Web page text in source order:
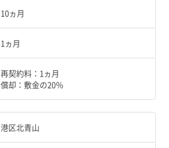
10ヵ月
1ヵ月
再契約料：1ヵ月
償却：敷金の20％
港区北青山